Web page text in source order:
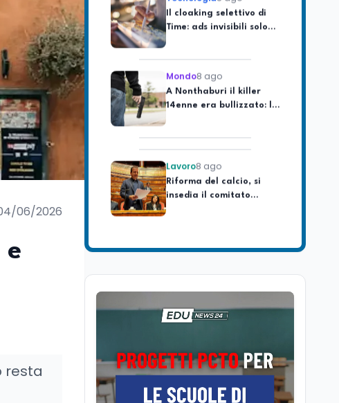
06/2026
e
resta
Time: ads invisibili solo
per i chatbot AI
Mondo8 ago
A Nonthaburi il killer
14enne era bullizzato: la
CZ-75 era del nonno
Lavoro8 ago
Riforma del calcio, si
insedia il comitato
ristretto al Senato. La
europea in memoria
dei minatori morti a
Marcinelle nel 1956
Università statali, il
la firma della ministra
Bernini sul decreto
Il cloaking selettivo di